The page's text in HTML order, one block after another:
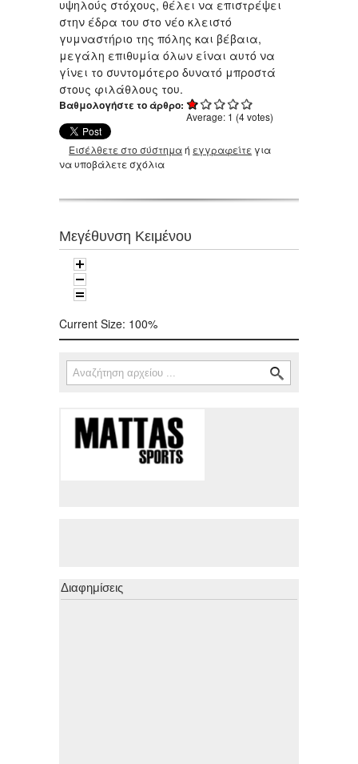
υψηλούς στόχους, θέλει να επιστρέψει
στην έδρα του στο νέο κλειστό
γυμναστήριο της πόλης και βέβαια,
μεγάλη επιθυμία όλων είναι αυτό να
γίνει το συντομότερο δυνατό μπροστά
στους φιλάθλους του.
Βαθμολογήστε το άρθρο:
Average: 1 (4votes)
Εισέλθετε στο σύστημαή εγγραφείτε για
να υποβάλετε σχόλια
Μεγέθυνση Κειμένου
Current Size: 100%
Φόρμα αναζήτησης
Αναζήτηση
Διαφημίσεις